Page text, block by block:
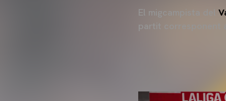
El migcampista del
partit corresponent